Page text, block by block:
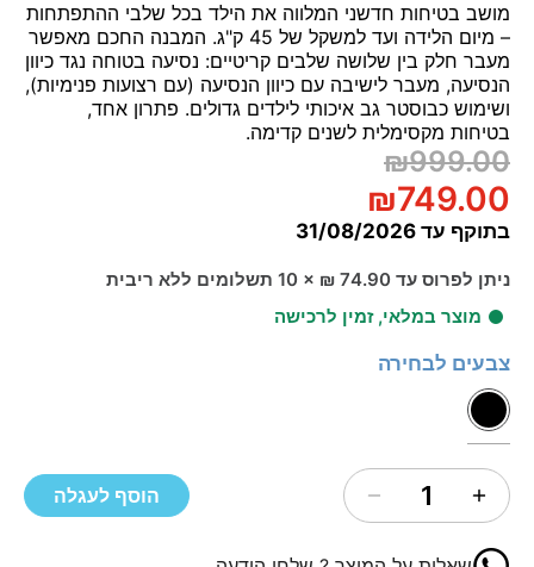
מושב בטיחות חדשני המלווה את הילד בכל שלבי ההתפתחות
– מיום הלידה ועד למשקל של 45 ק"ג. המבנה החכם מאפשר
מעבר חלק בין שלושה שלבים קריטיים: נסיעה בטוחה נגד כיוון
הנסיעה, מעבר לישיבה עם כיוון הנסיעה (עם רצועות פנימיות),
ושימוש כבוסטר גב איכותי לילדים גדולים. פתרון אחד,
בטיחות מקסימלית לשנים קדימה.
₪999.00
₪749.00
31/08/2026 בתוקף עד
ניתן לפרוס עד 74.90 ₪ × 10 תשלומים ללא ריבית
מוצר במלאי, זמין לרכישה
צבעים לבחירה
הוסף לעגלה 1